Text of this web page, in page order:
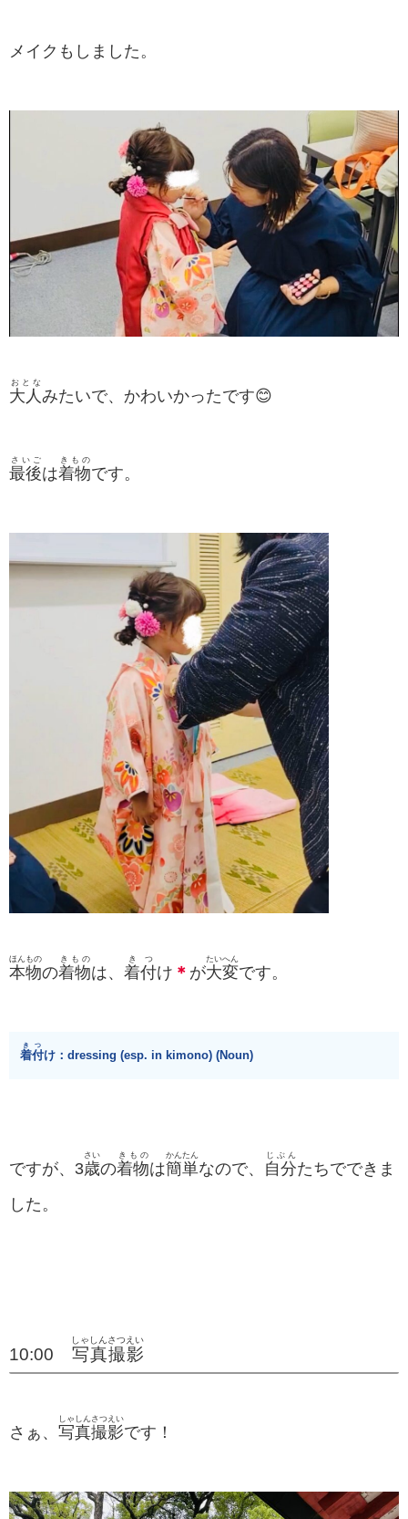
メイクもしました。
大人
おとな
みたいで、かわいかったです😊
最後
さいご
は着物
きもの
です。
本物
ほんもの
の着物
きもの
は、 着付
きつ
け ＊ が大変
たいへん
です。
着付
きつ
け：dressing (esp. in kimono) (Noun)
ですが、3歳
さい
の着物
きもの
は簡単
かんたん
なので、 自分
じぶん
たちでできま
した。
10:00 写真
しゃしん
撮影
さつえい
さぁ、 写真
しゃしん
撮影
さつえい
です！